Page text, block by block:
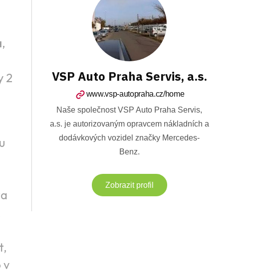
,
2
v
VSP Auto Praha Servis, a.s.
www.vsp-autopraha.cz/home
Naše společnost VSP Auto Praha Servis,
a.s. je autorizovaným opravcem nákladních a
dodávkových vozidel značky Mercedes-
Benz.
Zobrazit profil